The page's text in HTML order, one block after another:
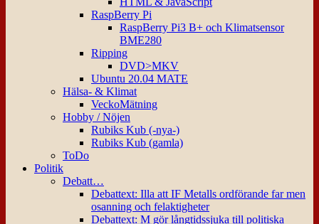
RaspBerry Pi
RaspBerry Pi3 B+ och Klimatsensor
BME280
Ripping
DVD>MKV
Ubuntu 20.04 MATE
Hälsa- & Klimat
VeckoMätning
Hobby / Nöjen
Rubiks Kub (-nya-)
Rubiks Kub (gamla)
ToDo
Politik
Debatt…
Debattext: Illa att IF Metalls ordförande far men
osanning och felaktigheter
Debattext: M gör långtidssjuka till politiska